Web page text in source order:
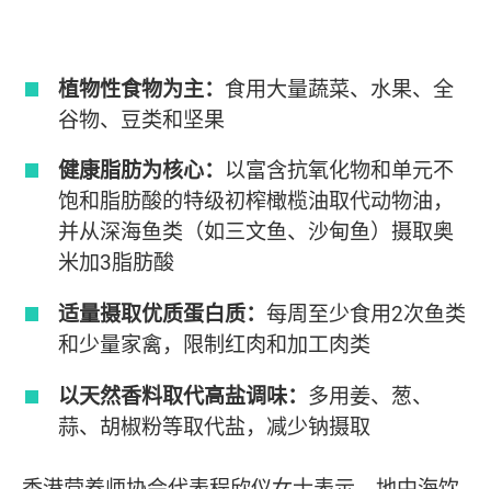
植物性食物为主： 食用大量蔬菜、水果、全
谷物、豆类和坚果
健康脂肪为核心： 以富含抗氧化物和单元不
饱和脂肪酸的特级初榨橄榄油取代动物油，
并从深海鱼类（如三文鱼、沙甸鱼）摄取奥
米加3脂肪酸
适量摄取优质蛋白质：每周至少食用2次鱼类
和少量家禽，限制红肉和加工肉类
以天然香料取代高盐调味： 多用姜、葱、
蒜、胡椒粉等取代盐，减少钠摄取